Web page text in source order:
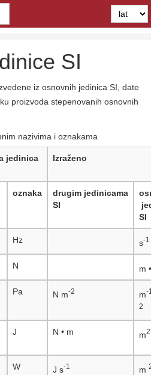
SI
iz osnovnih jedinica SI, date
proizvoda stepenovanih osnovnih
nazivima i oznakama
jedinica
Izraženo
oznaka drugim jedinicama
SI
SI
Hz s-1
N m •
Pa N m-2 m-
2
J N • m m
W J s-1 m